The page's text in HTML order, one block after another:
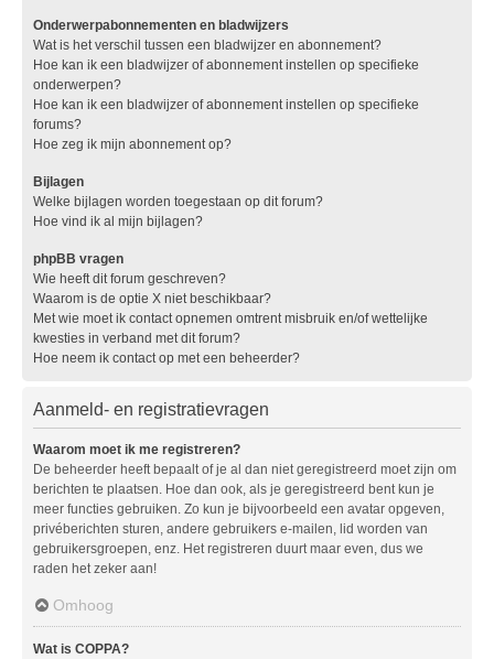
Onderwerpabonnementen en bladwijzers
Wat is het verschil tussen een bladwijzer en abonnement?
Hoe kan ik een bladwijzer of abonnement instellen op specifieke
onderwerpen?
Hoe kan ik een bladwijzer of abonnement instellen op specifieke
forums?
Hoe zeg ik mijn abonnement op?
Bijlagen
Welke bijlagen worden toegestaan op dit forum?
Hoe vind ik al mijn bijlagen?
phpBB vragen
Wie heeft dit forum geschreven?
Waarom is de optie X niet beschikbaar?
Met wie moet ik contact opnemen omtrent misbruik en/of wettelijke
kwesties in verband met dit forum?
Hoe neem ik contact op met een beheerder?
Aanmeld- en registratievragen
Waarom moet ik me registreren?
De beheerder heeft bepaalt of je al dan niet geregistreerd moet zijn om
berichten te plaatsen. Hoe dan ook, als je geregistreerd bent kun je
meer functies gebruiken. Zo kun je bijvoorbeeld een avatar opgeven,
privéberichten sturen, andere gebruikers e-mailen, lid worden van
gebruikersgroepen, enz. Het registreren duurt maar even, dus we
raden het zeker aan!
Omhoog
Wat is COPPA?